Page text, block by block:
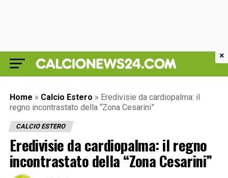
Home » Calcio Estero » Eredivisie da cardiopalma: il
regno incontrastato della “Zona Cesarini”
CALCIO ESTERO
Eredivisie da cardiopalma: il regno
incontrastato della “Zona Cesarini”
×